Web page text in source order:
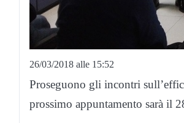
26/03/2018 alle 15:52
Proseguono gli incontri
prossimo appuntamento sarà il